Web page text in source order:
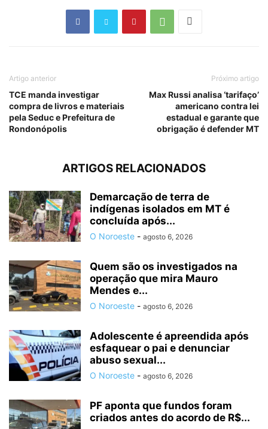
Artigo anterior
TCE manda investigar
compra de livros e materiais
pela Seduc e Prefeitura de
Rondonópolis
Próximo artigo
Max Russi analisa ‘tarifaço’
americano contra lei
estadual e garante que
obrigação é defender MT
ARTIGOS RELACIONADOS
Demarcação de terra de
indígenas isolados em MT é
concluída após...
O Noroeste - agosto 6, 2026
Quem são os investigados na
operação que mira Mauro
Mendes e...
O Noroeste - agosto 6, 2026
Adolescente é apreendida após
esfaquear o pai e denunciar
abuso sexual...
O Noroeste - agosto 6, 2026
PF aponta que fundos foram
criados antes do acordo de R$...